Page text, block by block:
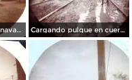
Alrededores de Cuernavaca Morelos. Cargando pulque en cueros de puerco Alrededores de Cuernavaca Morelos.